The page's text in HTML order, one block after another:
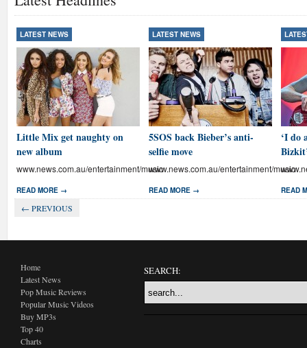
LATEST NEWS
Little Mix get naughty on
new album
www.news.com.au/entertainment/music
READ MORE →
LATEST NEWS
5SOS back Bieber’s anti-
selfie move
www.news.com.au/entertainment/music
READ MORE →
‘I do
READ
← PREVIOUS
Home
Latest News
Pop Music Reviews
Popular Music Videos
Buy MP3s
Top 40
Charts
SEARCH: